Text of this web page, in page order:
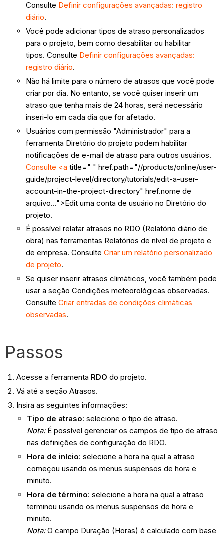
Consulte Definir configurações avançadas: registro
diário.
Você pode adicionar tipos de atraso personalizados
para o projeto, bem como desabilitar ou habilitar
tipos. Consulte Definir configurações avançadas:
registro diário.
Não há limite para o número de atrasos que você pode
criar por dia. No entanto, se você quiser inserir um
atraso que tenha mais de 24 horas, será necessário
inseri-lo em cada dia que for afetado.
Usuários com permissão "Administrador" para a
ferramenta Diretório do projeto podem habilitar
notificações de e-mail de atraso para outros usuários.
Consulte <a title=" " href.path="//products/online/user-
guide/project-level/directory/tutorials/edit-a-user-
account-in-the-project-directory" href.nome de
arquivo...">Edit uma conta de usuário no Diretório do
projeto.
É possível relatar atrasos no RDO (Relatório diário de
obra) nas ferramentas Relatórios de nível de projeto e
de empresa. ConsulteCriar um relatório personalizado
de projeto.
Se quiser inserir atrasos climáticos, você também pode
usar a seção Condições meteorológicas observadas.
ConsulteCriar entradas de condições climáticas
observadas.
Passos
Acesse a ferramenta RDO do projeto.
Vá até a seção Atrasos.
Insira as seguintes informações:
Tipo de atraso: selecione o tipo de atraso.
Nota: É possível gerenciar os campos de tipo de atraso
nas definições de configuração do RDO.
Hora de início: selecione a hora na qual a atraso
começou usando os menus suspensos de hora e
minuto.
Hora de término: selecione a hora na qual a atraso
terminou usando os menus suspensos de hora e
minuto.
Nota:O campo Duração (Horas) é calculado com base